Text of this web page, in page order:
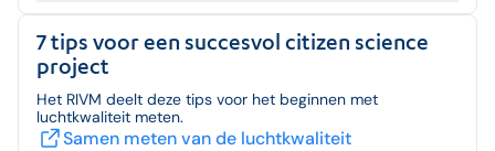
7 tips voor een succesvol citizen science
project
Het RIVM deelt deze tips voor het beginnen met
luchtkwaliteit meten.
Samen meten van de luchtkwaliteit